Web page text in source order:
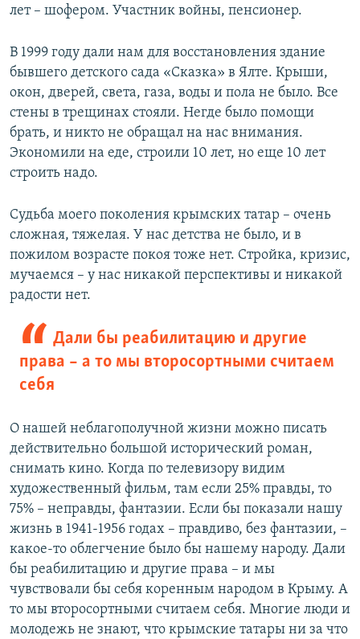
лет – шофером. Участник войны, пенсионер.
В 1999 году дали нам для восстановления здание
бывшего детского сада «Сказка» в Ялте. Крыши,
окон, дверей, света, газа, воды и пола не было. Все
стены в трещинах стояли. Негде было помощи
брать, и никто не обращал на нас внимания.
Экономили на еде, строили 10 лет, но еще 10 лет
строить надо.
Судьба моего поколения крымских татар – очень
сложная, тяжелая. У нас детства не было, и в
пожилом возрасте покоя тоже нет. Стройка, кризис,
мучаемся – у нас никакой перспективы и никакой
радости нет.
Дали бы реабилитацию и другие
права – а то мы второсортными считаем
себя
О нашей неблагополучной жизни можно писать
действительно большой исторический роман,
снимать кино. Когда по телевизору видим
художественный фильм, там если 25% правды, то
75% – неправды, фантазии. Если бы показали нашу
жизнь в 1941-1956 годах – правдиво, без фантазии, –
какое-то облегчение было бы нашему народу. Дали
бы реабилитацию и другие права – и мы
чувствовали бы себя коренным народом в Крыму. А
то мы второсортными считаем себя. Многие люди и
молодежь не знают, что крымские татары ни за что